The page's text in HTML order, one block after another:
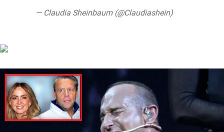
— Claudia Sheinbaum (@Claudiashein)